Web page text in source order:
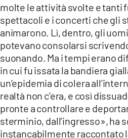
molte le attività svolte e tanti
spettacoli e i concerti che gli
animarono. Lì, dentro, gli
potevano consolarsi
suonando. Ma i tempi erano
in cui fu issata la bandiera
un’epidemia di colera
realtà non c’era, e così
pronte a controllare e
sterminio, dall’ingresso», ha
instancabilmente raccontato